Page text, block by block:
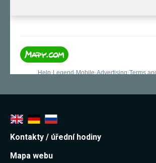
Kontakty / úřední hodiny
Mapa webu